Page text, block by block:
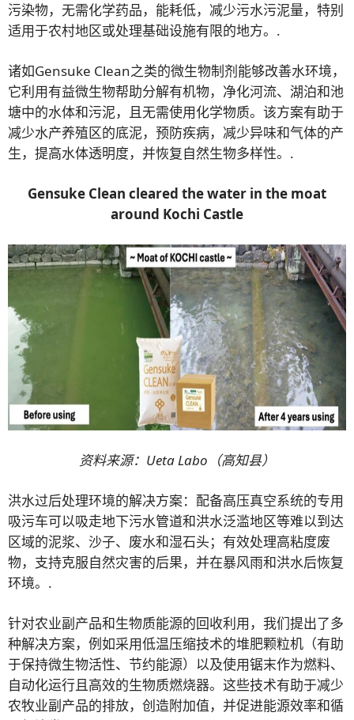
污染物，无需化学药品，能耗低，减少污水污泥量，特别
适用于农村地区或处理基础设施有限的地方。.
诸如Gensuke Clean之类的微生物制剂能够改善水环境，
它利用有益微生物帮助分解有机物，净化河流、湖泊和池
塘中的水体和污泥，且无需使用化学物质。该方案有助于
减少水产养殖区的底泥，预防疾病，减少异味和气体的产
生，提高水体透明度，并恢复自然生物多样性。.
Gensuke Clean cleared the water in the moat
around Kochi Castle
资料来源：Ueta Labo（高知县）
洪水过后处理环境的解决方案：配备高压真空系统的专用
吸污车可以吸走地下污水管道和洪水泛滥地区等难以到达
区域的泥浆、沙子、废水和湿石头；有效处理高粘度废
物，支持克服自然灾害的后果，并在暴风雨和洪水后恢复
环境。.
针对农业副产品和生物质能源的回收利用，我们提出了多
种解决方案，例如采用低温压缩技术的堆肥颗粒机（有助
于保持微生物活性、节约能源）以及使用锯末作为燃料、
自动化运行且高效的生物质燃烧器。这些技术有助于减少
农牧业副产品的排放，创造附加值，并促进能源效率和循